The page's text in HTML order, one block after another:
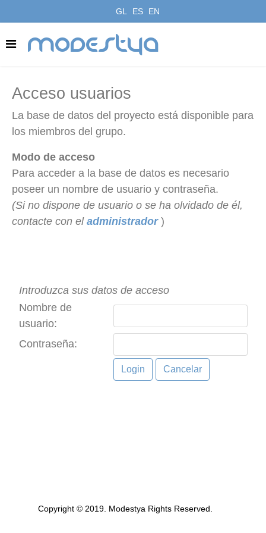
GL ES EN
modestya
Acceso usuarios
La base de datos del proyecto está disponible para
los miembros del grupo.
Modo de acceso
Para acceder a la base de datos es necesario
poseer un nombre de usuario y contraseña.
(Si no dispone de usuario o se ha olvidado de él,
contacte con el administrador )
Introduzca sus datos de acceso
Nombre de
usuario:
Contraseña:
Copyright © 2019. Modestya Rights Reserved.